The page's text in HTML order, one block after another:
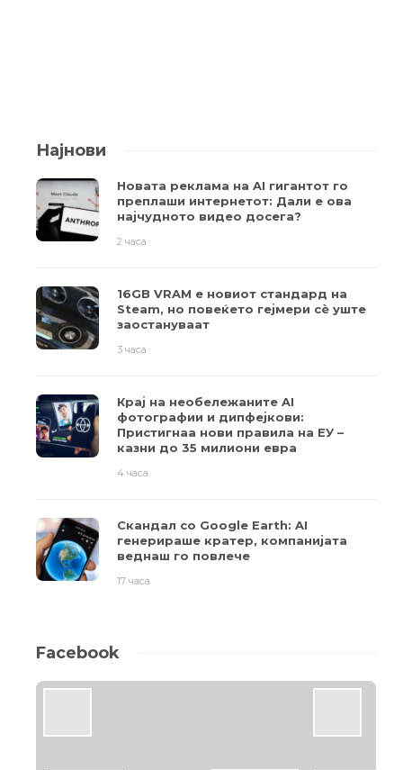
Најнови
Новата реклама на AI гигантот го
преплаши интернетот: Дали е ова
најчудното видео досега?
2 часа
16GB VRAM е новиот стандард на
Steam, но повеќето гејмери ​​сè уште
заостануваат
3 часа
Крај на необележаните AI
фотографии и дипфејкови:
Пристигнаа нови правила на ЕУ –
казни до 35 милиони евра
4 часа
Скандал со Google Earth: AI
генерираше кратер, компанијата
веднаш го повлече
17 часа
Facebook